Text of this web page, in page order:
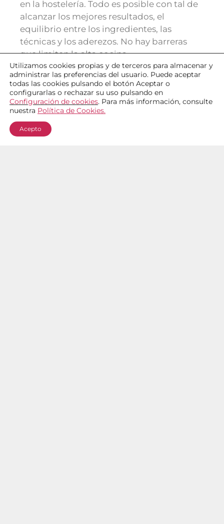
en la hostelería. Todo es posible con tal de
alcanzar los mejores resultados, el
equilibrio entre los ingredientes, las
técnicas y los aderezos. No hay barreras
que limiten la alta cocina.
Utilizamos cookies propias y de terceros para almacenar y
administrar las preferencias del usuario. Puede aceptar
todas las cookies pulsando el botón Aceptar o
configurarlas o rechazar su uso pulsando en
Configuración de cookies. Para más información, consulte
nuestra Política de Cookies.
Acepto